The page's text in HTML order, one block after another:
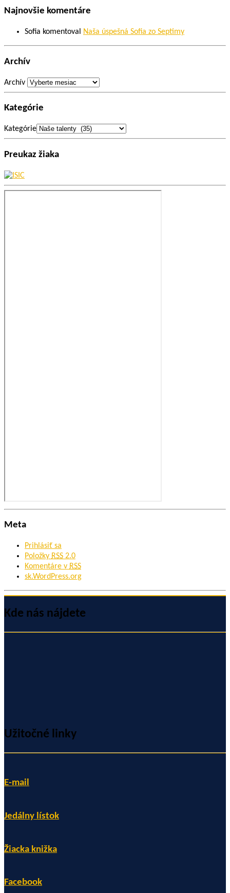
Najnovšie komentáre
Sofia komentoval Naša úspešná Sofia zo Septimy
Archív
Archív
Kategórie
Kategórie
Preukaz žiaka
Meta
Prihlásiť sa
Položky RSS 2.0
Komentáre v RSS
sk.WordPress.org
Kde nás nájdete
Užitočné linky
E-mail
Jedálny lístok
Žiacka knižka
Facebook